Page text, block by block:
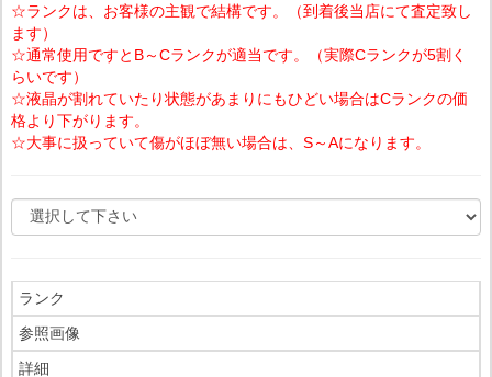
☆ランクは、お客様の主観で結構です。（到着後当店にて査定致し
ます）
☆通常使用ですとB～Cランクが適当です。（実際Cランクが5割く
らいです）
☆液晶が割れていたり状態があまりにもひどい場合はCランクの価
格より下がります。
☆大事に扱っていて傷がほぼ無い場合は、S～Aになります。
ランク
参照画像
詳細